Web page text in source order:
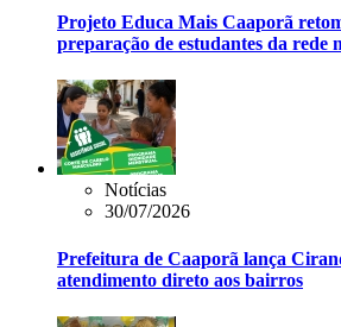
Projeto Educa Mais Caaporã
preparação de estudantes da rede
Notícias
30/07/2026
Prefeitura de Caaporã lança
atendimento direto aos bairros